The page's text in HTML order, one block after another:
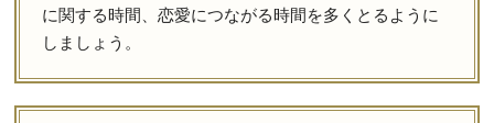
に関する時間、恋愛につながる時間を多くとるように
しましょう。